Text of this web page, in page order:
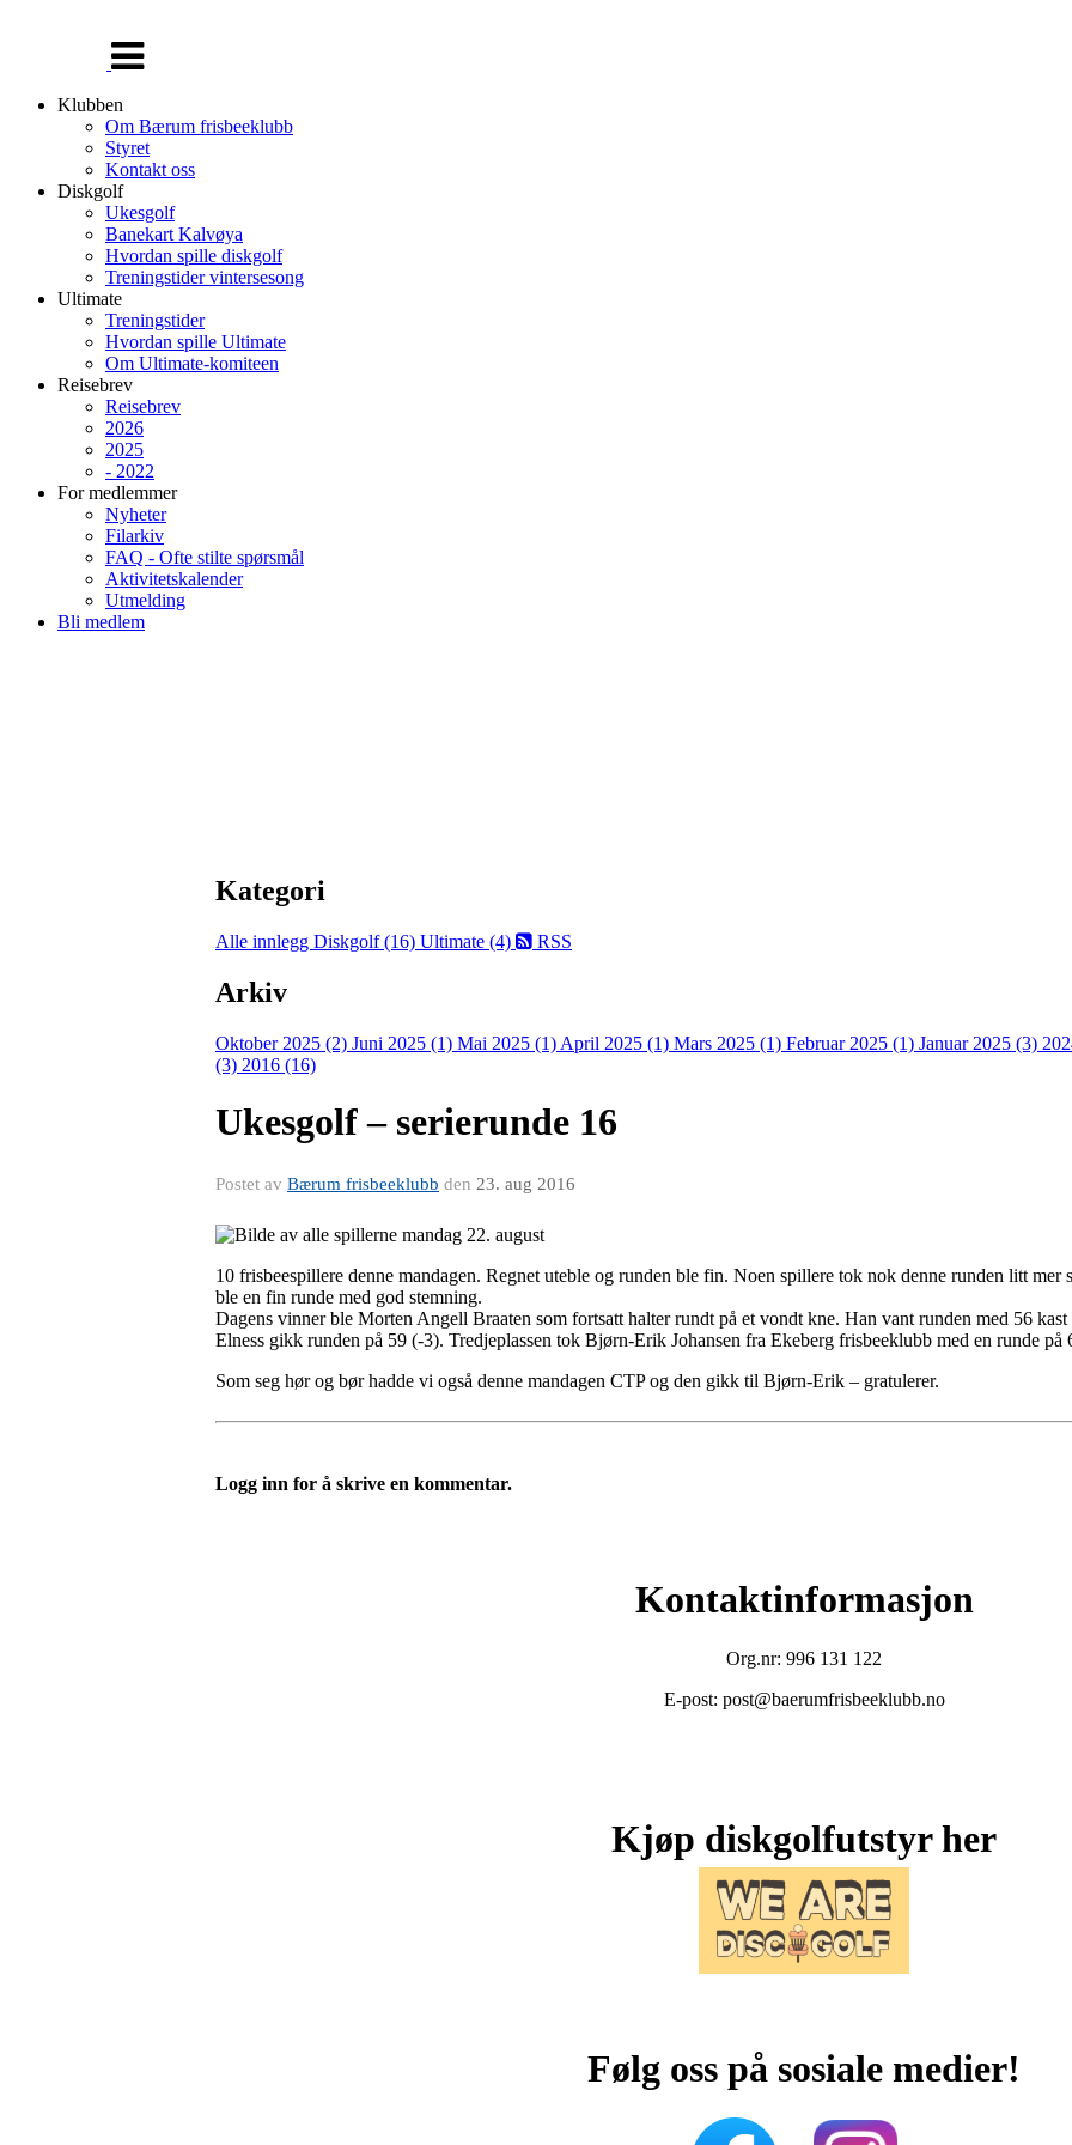
navigasjon
Klubben
Om Bærum frisbeeklubb
Styret
Kontakt oss
Diskgolf
Ukesgolf
Banekart Kalvøya
Hvordan spille diskgolf
Treningstider vintersesong
Ultimate
Treningstider
Hvordan spille Ultimate
Om Ultimate-komiteen
Reisebrev
Reisebrev
2026
2025
- 2022
For medlemmer
Nyheter
Filarkiv
FAQ - Ofte stilte spørsmål
Aktivitetskalender
Utmelding
Bli medlem
Kategori
Alle innlegg Diskgolf (16) Ultimate (4) RSS
Arkiv
Oktober 2025 (2) Juni 2025 (1) Mai 2025 (1) April 2025 (1) Mars 2025 (1) Februar 2025 (1) Januar 2025 (3)
(3) 2016 (16)
Ukesgolf – serierunde 16
Postet av Bærum frisbeeklubb den 23. aug 2016
10 frisbeespillere denne mandagen. Regnet uteble og runden ble fin. Noen spillere tok nok denne runden litt mer
ble en fin runde med god stemning.
Dagens vinner ble Morten Angell Braaten som fortsatt halter rundt på et vondt kne. Han vant runden med 56
Elness gikk runden på 59 (-3). Tredjeplassen tok Bjørn-Erik Johansen fra Ekeberg frisbeeklubb med en runde på
Som seg hør og bør hadde vi også denne mandagen CTP og den gikk til Bjørn-Erik – gratulerer.
Logg inn for å skrive en kommentar.
Kontaktinformasjon
Org.nr: 996 131 122
E-post: post@baerumfrisbeeklubb.no
Kjøp diskgolfutstyr her
Følg oss på sosiale medier!